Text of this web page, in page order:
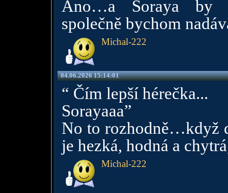
Áno…a Soraya by
společně bychom
Michal-222
04.06.2026 15:14:01
“ Čím lepší hérečka...
Sorayaaa”
No to rozhodně…když
je hezká, hodná a
Michal-222